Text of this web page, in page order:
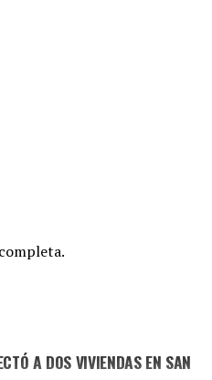
A DOS VIVIENDAS EN SAN